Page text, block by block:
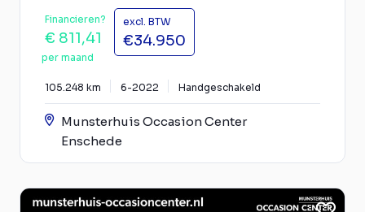
Financieren?
€ 811,41
per maand
excl. BTW
€34.950
105.248 km 6-2022 Handgeschakeld
Munsterhuis Occasion Center
Enschede